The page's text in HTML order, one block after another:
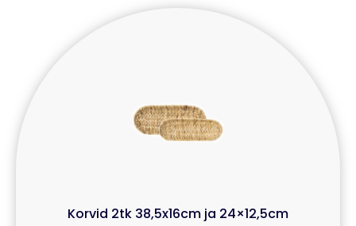
Korvid 2tk 38,5x16cm ja 24×12,5cm